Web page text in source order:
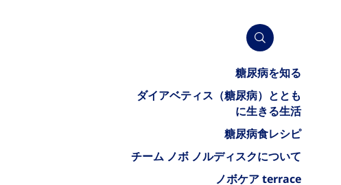
糖尿病を知る
ダイアベティス（糖尿病）ととも
に生きる生活
糖尿病食レシピ
チーム ノボ ノルディスクについて
ノボケア terrace